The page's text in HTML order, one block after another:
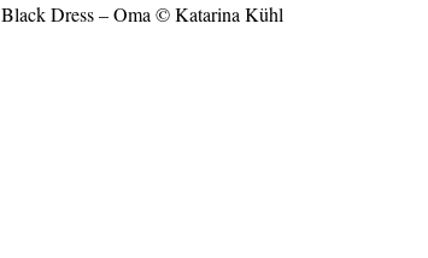
Black Dress – Oma © Katarina Kühl